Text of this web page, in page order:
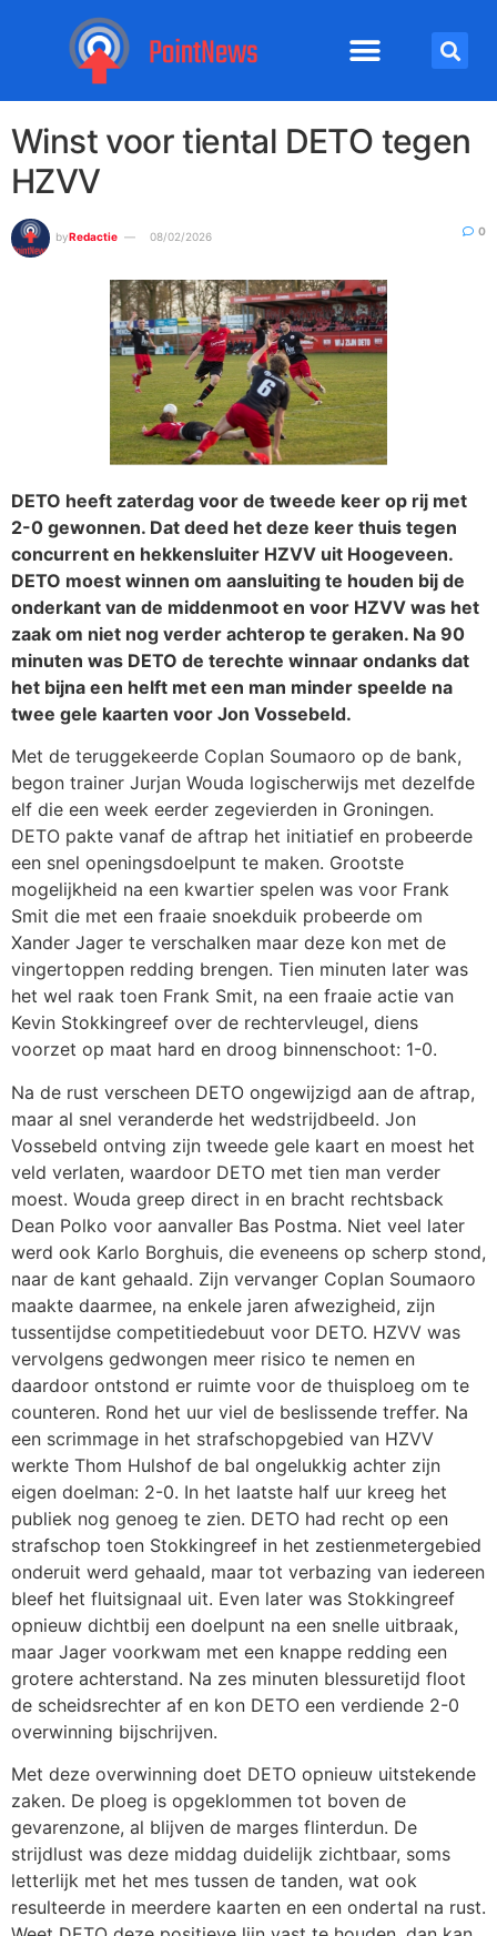
Winst voor tiental DETO tegen
HZVV
byRedactie 08/02/2026 0
DETO heeft zaterdag voor de tweede keer op rij met
2-0 gewonnen. Dat deed het deze keer thuis tegen
concurrent en hekkensluiter HZVV uit Hoogeveen.
DETO moest winnen om aansluiting te houden bij de
onderkant van de middenmoot en voor HZVV was het
zaak om niet nog verder achterop te geraken. Na 90
minuten was DETO de terechte winnaar ondanks dat
het bijna een helft met een man minder speelde na
twee gele kaarten voor Jon Vossebeld.
Met de teruggekeerde Coplan Soumaoro op de bank,
begon trainer Jurjan Wouda logischerwijs met dezelfde
elf die een week eerder zegevierden in Groningen.
DETO pakte vanaf de aftrap het initiatief en probeerde
een snel openingsdoelpunt te maken. Grootste
mogelijkheid na een kwartier spelen was voor Frank
Smit die met een fraaie snoekduik probeerde om
Xander Jager te verschalken maar deze kon met de
vingertoppen redding brengen. Tien minuten later was
het wel raak toen Frank Smit, na een fraaie actie van
Kevin Stokkingreef over de rechtervleugel, diens
voorzet op maat hard en droog binnenschoot: 1-0.
Na de rust verscheen DETO ongewijzigd aan de aftrap,
maar al snel veranderde het wedstrijdbeeld. Jon
Vossebeld ontving zijn tweede gele kaart en moest het
veld verlaten, waardoor DETO met tien man verder
moest. Wouda greep direct in en bracht rechtsback
Dean Polko voor aanvaller Bas Postma. Niet veel later
werd ook Karlo Borghuis, die eveneens op scherp stond,
naar de kant gehaald. Zijn vervanger Coplan Soumaoro
maakte daarmee, na enkele jaren afwezigheid, zijn
tussentijdse competitiedebuut voor DETO. HZVV was
vervolgens gedwongen meer risico te nemen en
daardoor ontstond er ruimte voor de thuisploeg om te
counteren. Rond het uur viel de beslissende treffer. Na
een scrimmage in het strafschopgebied van HZVV
werkte Thom Hulshof de bal ongelukkig achter zijn
eigen doelman: 2-0. In het laatste half uur kreeg het
publiek nog genoeg te zien. DETO had recht op een
strafschop toen Stokkingreef in het zestienmetergebied
onderuit werd gehaald, maar tot verbazing van iedereen
bleef het fluitsignaal uit. Even later was Stokkingreef
opnieuw dichtbij een doelpunt na een snelle uitbraak,
maar Jager voorkwam met een knappe redding een
grotere achterstand. Na zes minuten blessuretijd floot
de scheidsrechter af en kon DETO een verdiende 2-0
overwinning bijschrijven.
Met deze overwinning doet DETO opnieuw uitstekende
zaken. De ploeg is opgeklommen tot boven de
gevarenzone, al blijven de marges flinterdun. De
strijdlust was deze middag duidelijk zichtbaar, soms
letterlijk met het mes tussen de tanden, wat ook
resulteerde in meerdere kaarten en een ondertal na rust.